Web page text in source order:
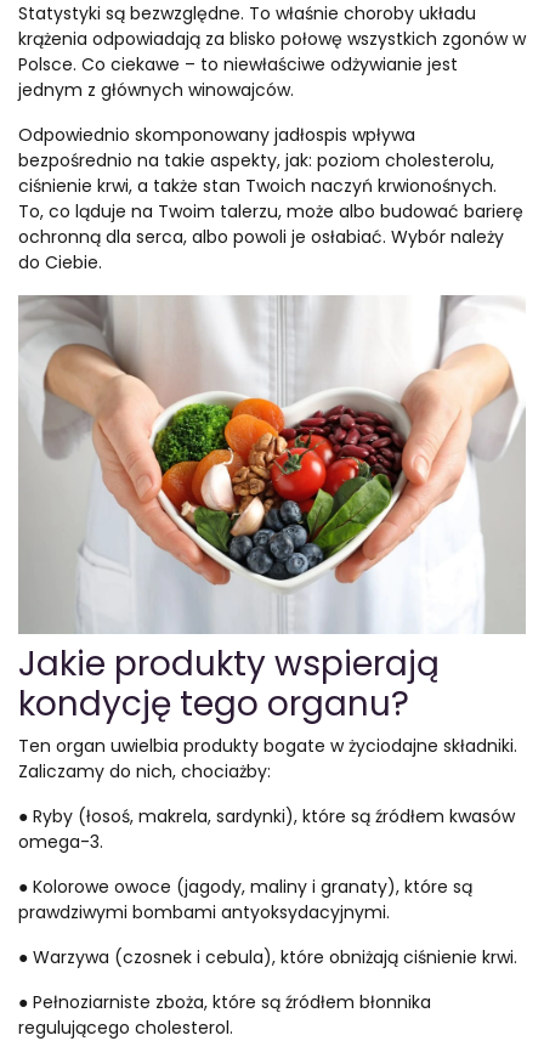
Statystyki są bezwzględne. To właśnie choroby układu
krążenia odpowiadają za blisko połowę wszystkich zgonów w
Polsce. Co ciekawe – to niewłaściwe odżywianie jest
jednym z głównych winowajców.
Odpowiednio skomponowany jadłospis wpływa
bezpośrednio na takie aspekty, jak: poziom cholesterolu,
ciśnienie krwi, a także stan Twoich naczyń krwionośnych.
To, co ląduje na Twoim talerzu, może albo budować barierę
ochronną dla serca, albo powoli je osłabiać. Wybór należy
do Ciebie.
Jakie produkty wspierają
kondycję tego organu?
Ten organ uwielbia produkty bogate w życiodajne składniki.
Zaliczamy do nich, chociażby:
● Ryby (łosoś, makrela, sardynki), które są źródłem kwasów
omega-3.
● Kolorowe owoce (jagody, maliny i granaty), które są
prawdziwymi bombami antyoksydacyjnymi.
● Warzywa (czosnek i cebula), które obniżają ciśnienie krwi.
● Pełnoziarniste zboża, które są źródłem błonnika
regulującego cholesterol.